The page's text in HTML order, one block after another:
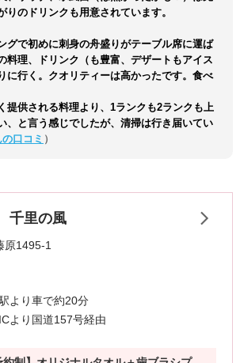
りのドリンクも用意されています。
グで初めに刺身の舟盛りがテーブル席に運ば
料理、ドリンク（も豊富、デザートもアイス
に行く。クオリティーは高かったです。食べ
提供される料理より、1ランクも2ランクも上
、と言う感じでしたが、清掃は行き届いてい
口コミ ）